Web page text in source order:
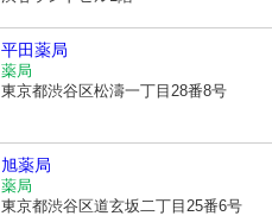
平田薬局
薬局
東京都渋谷区松濤一丁目28番8号
旭薬局
薬局
東京都渋谷区道玄坂二丁目25番6号